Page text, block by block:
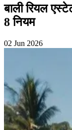
बाली रियल
8 नियम
02 Jun 2026